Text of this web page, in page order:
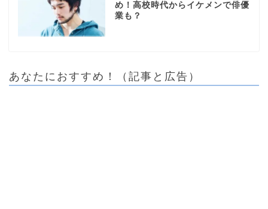
め！高校時代からイケメンで俳優
業も？
あなたにおすすめ！（記事と広告）